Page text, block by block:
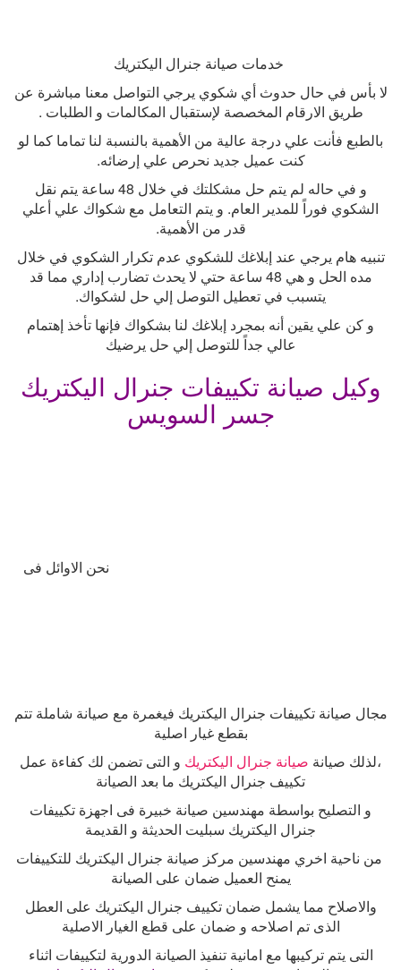
خدمات صيانة جنرال اليكتريك
لا بأس في حال حدوث أي شكوي يرجي التواصل معنا مباشرة عن
طريق الارقام المخصصة لإستقبال المكالمات و الطلبات .
بالطبع فأنت علي درجة عالية من الأهمية بالنسبة لنا تماما كما لو
كنت عميل جديد نحرص علي إرضائه.
و في حاله لم يتم حل مشكلتك في خلال 48 ساعة يتم نقل
الشكوي فوراً للمدير العام. و يتم التعامل مع شكواك علي أعلي
قدر من الأهمية.
تنبيه هام يرجي عند إبلاغك للشكوي عدم تكرار الشكوي في خلال
مده الحل و هي 48 ساعة حتي لا يحدث تضارب إداري مما قد
يتسبب في تعطيل التوصل إلي حل لشكواك.
و كن علي يقين أنه بمجرد إبلاغك لنا بشكواك فإنها تأخذ إهتمام
عالي جداً للتوصل إلي حل يرضيك
وكيل صيانة تكييفات جنرال اليكتريك
جسر السويس
نحن الاوائل فى
مجال صيانة تكييفات جنرال اليكتريك فيغمرة مع صيانة شاملة تتم
بقطع غيار اصلية
،لذلك صيانة صيانة جنرال اليكتريك و التى تضمن لك كفاءة عمل
تكييف جنرال اليكتريك ما بعد الصيانة
و التصليح بواسطة مهندسين صيانة خبيرة فى اجهزة تكييفات
جنرال اليكتريك سبليت الحديثة و القديمة
من ناحية اخري مهندسين مركز صيانة جنرال اليكتريك للتكييفات
يمنح العميل ضمان على الصيانة
والاصلاح مما يشمل ضمان تكييف جنرال اليكتريك على العطل
الذى تم اصلاحه و ضمان على قطع الغيار الاصلية
التى يتم تركيبها مع امانية تنفيذ الصيانة الدورية لتكييفات اثناء